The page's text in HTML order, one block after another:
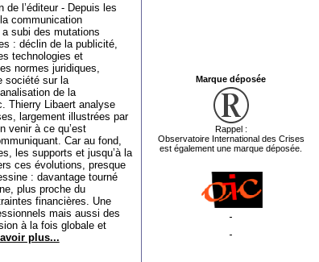
de l’éditeur - Depuis les
communication
a subi des mutations
: déclin de la publicité,
technologies et
normes juridiques,
société sur la
de la
Thierry Libaert analyse
largement illustrées par
venir à ce qu’est
Car au fond,
les supports et jusqu’à la
ces évolutions, presque
: davantage tourné
plus proche du
financières. Une
mais aussi des
à la fois globale et
plus...
Marque déposée
Rappel :
Observatoire International des Crises
est également une marque déposée.